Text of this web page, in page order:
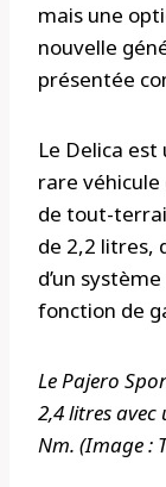
mais une
nouvelle
présentée
Le Delica est
rare
de tout-
de 2,2 litres,
d’un
fonction de
Le Pajero
2,4 litres avec
Nm. (Image :